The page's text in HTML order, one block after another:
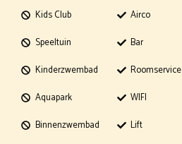
Kids Club
Speeltuin
Kinderzwembad
Aquapark
Binnenzwembad
Airco
Bar
Roomservice
WIFI
Lift